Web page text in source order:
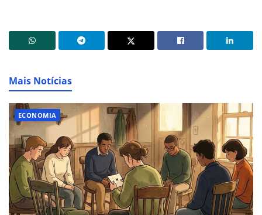
Mais Notícias
ECONOMIA